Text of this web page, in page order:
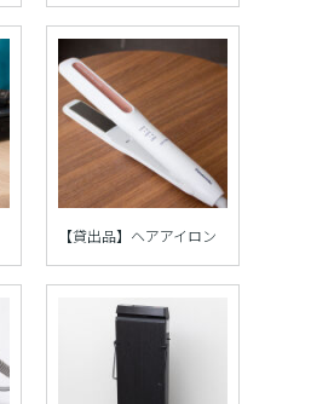
【貸出品】ヘアアイロン